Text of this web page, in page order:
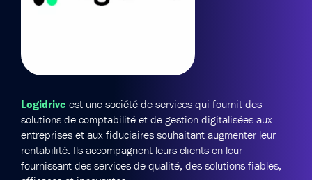
Logidrive est une société de services qui fournit des
solutions de comptabilité et de gestion digitalisées aux
entreprises et aux fiduciaires souhaitant augmenter leur
rentabilité. Ils accompagnent leurs clients en leur
fournissant des services de qualité, des solutions fiables,